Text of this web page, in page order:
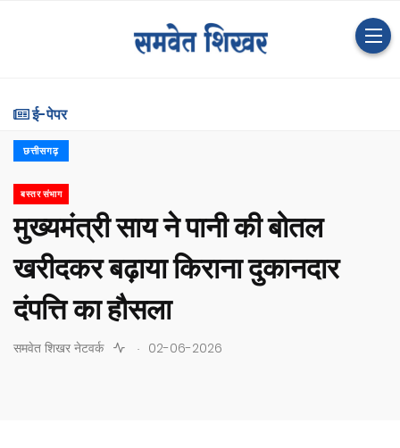
ई-पेपर
छत्तीसगढ़
बस्तर संभाग
मुख्यमंत्री साय ने पानी की बोतल
खरीदकर बढ़ाया किराना दुकानदार
दंपत्ति का हौसला
समवेत शिखर नेटवर्क . 02-06-2026